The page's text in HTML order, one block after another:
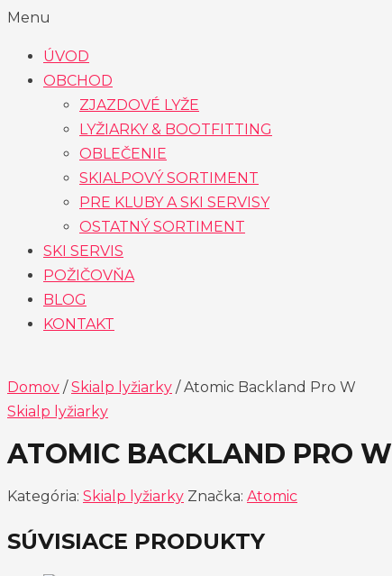
Menu
ÚVOD
OBCHOD
ZJAZDOVÉ LYŽE
LYŽIARKY & BOOTFITTING
OBLEČENIE
SKIALPOVÝ SORTIMENT
PRE KLUBY A SKI SERVISY
OSTATNÝ SORTIMENT
SKI SERVIS
POŽIČOVŇA
BLOG
KONTAKT
Domov / Skialp lyžiarky / Atomic Backland Pro W
Skialp lyžiarky
ATOMIC BACKLAND PRO W
Kategória: Skialp lyžiarky Značka: Atomic
SÚVISIACE PRODUKTY